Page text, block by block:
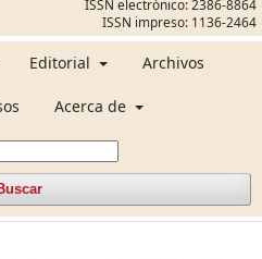
ISSN electrónico: 2386-8864
ISSN impreso: 1136-2464
Editorial Archivos
Acerca de